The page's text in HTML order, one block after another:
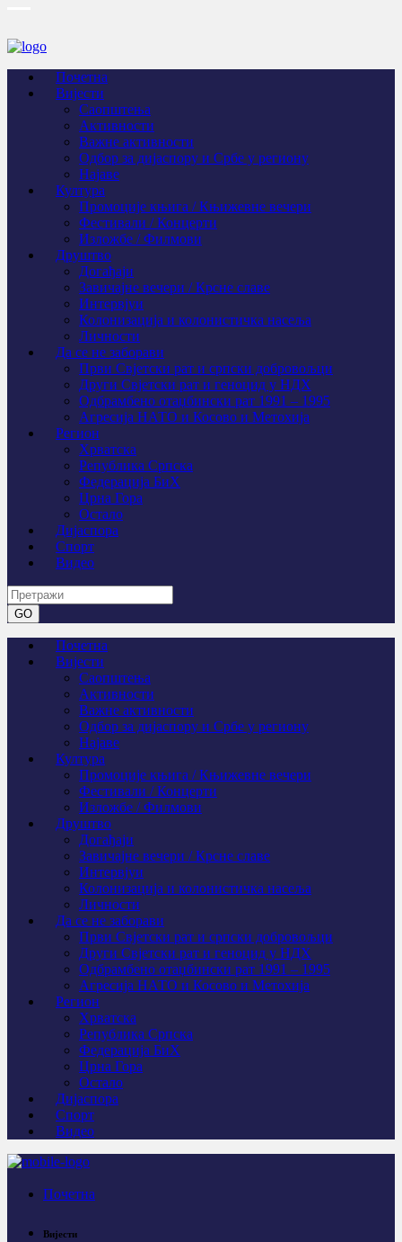
Почетна
Вијести
Саопштења
Активности
Важне активности
Одбор за дијаспору и Србе у региону
Најаве
Култура
Промоције књига / Књижевне вечери
Фестивали / Концерти
Изложбе / Филмови
Друштво
Догађаји
Завичајне вечери / Крсне славе
Интервјуи
Колонизација и колонистичка насеља
Личности
Да се не заборави
Први Свјeтски рат и српски добровољци
Други Свјетски рат и геноцид у НДХ
Одбрамбено отаџбински рат 1991 – 1995
Агресија НАТО и Косово и Метохија
Регион
Хрватска
Република Српска
Федерација БиХ
Црна Гора
Остало
Дијаспора
Спорт
Видео
Почетна
Вијести
Саопштења
Активности
Важне активности
Одбор за дијаспору и Србе у региону
Најаве
Култура
Промоције књига / Књижевне вечери
Фестивали / Концерти
Изложбе / Филмови
Друштво
Догађаји
Завичајне вечери / Крсне славе
Интервјуи
Колонизација и колонистичка насеља
Личности
Да се не заборави
Први Свјeтски рат и српски добровољци
Други Свјетски рат и геноцид у НДХ
Одбрамбено отаџбински рат 1991 – 1995
Агресија НАТО и Косово и Метохија
Регион
Хрватска
Република Српска
Федерација БиХ
Црна Гора
Остало
Дијаспора
Спорт
Видео
Почетна
Вијести